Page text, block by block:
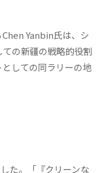
Yanbin氏は、シ
の新疆の戦略的役割
しての同ラリーの地
た。「『クリーンな